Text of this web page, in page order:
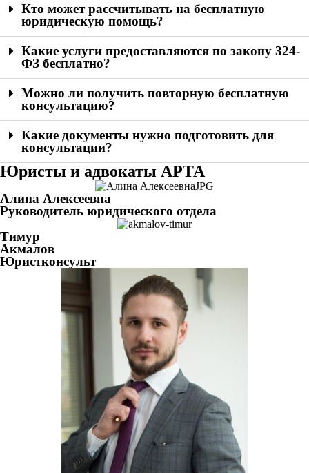
Кто может рассчитывать на бесплатную
юридическую помощь?
Какие услуги предоставляются по закону 324-
ФЗ бесплатно?
Можно ли получить повторную бесплатную
консультацию?
Какие документы нужно подготовить для
консультации?
Юристы и адвокаты АРТА
Алина Алексеевна
Руководитель юридического отдела
Тимур
Акмалов
Юристконсульт